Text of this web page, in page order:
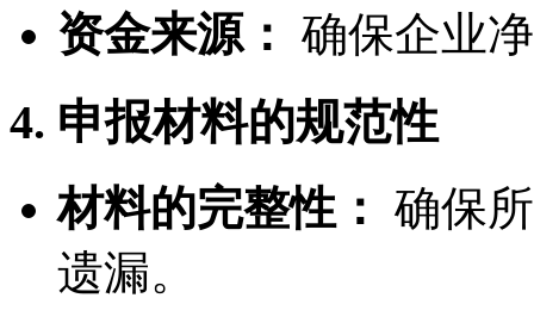
资金来源： 确保企业
4. 申报材料的规范性
材料的完整性： 确保
遗漏。